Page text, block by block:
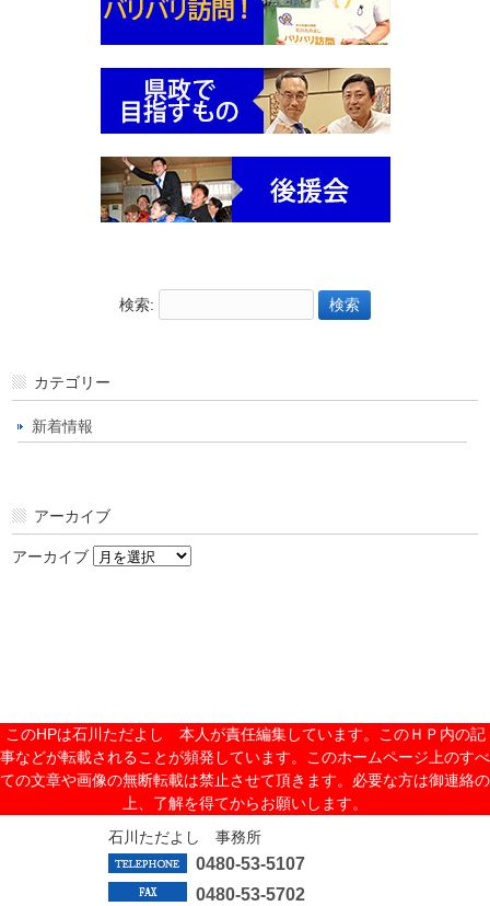
検索:
カテゴリー
新着情報
アーカイブ
アーカイブ
このHPは石川ただよし 本人が責任編集しています。このＨＰ内の記
事などが転載されることが頻発しています。このホームページ上のすべ
ての文章や画像の無断転載は禁止させて頂きます。必要な方は御連絡の
上、了解を得てからお願いします。
石川ただよし 事務所
0480-53-5107
0480-53-5702